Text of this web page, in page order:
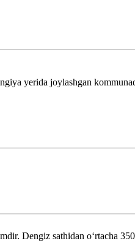
yerida joylashgan
Dengiz sathidan oʻrtacha